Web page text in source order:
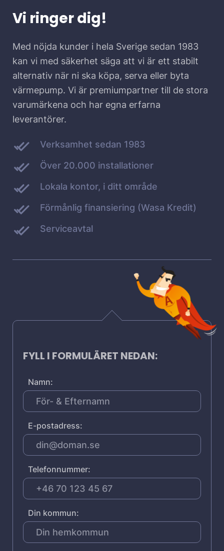
Vi ringer dig!
Med nöjda kunder i hela Sverige sedan 1983
kan vi med säkerhet säga att vi är ett stabilt
alternativ när ni ska köpa, serva eller byta
värmepump. Vi är premiumpartner till de stora
varumärkena och har egna erfarna
leverantörer.
Verksamhet sedan 1983
Över 20.000 installationer
Lokala kontor, i ditt område
Förmånlig finansiering (Wasa Kredit)
Serviceavtal
FYLL I FORMULÄRET NEDAN:
Namn:
E-postadress:
Telefonnummer:
Din kommun: